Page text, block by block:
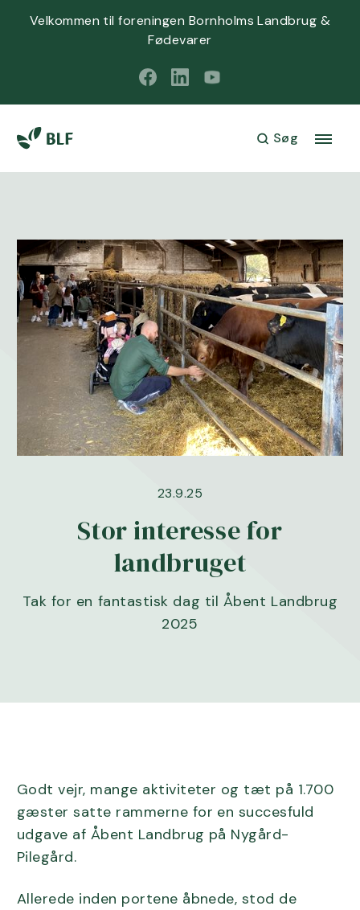
Velkommen til foreningen Bornholms Landbrug &
Fødevarer
Søg
23.9.25
Stor interesse for
landbruget
Tak for en fantastisk dag til Åbent Landbrug
2025
Godt vejr, mange aktiviteter og tæt på 1.700
gæster satte rammerne for en succesfuld
udgave af Åbent Landbrug på Nygård-
Pilegård.
Allerede inden portene åbnede, stod de